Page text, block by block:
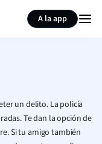
A la app
un delito. La policía
Te dan la opción de
Si tu amigo también
Resumir página